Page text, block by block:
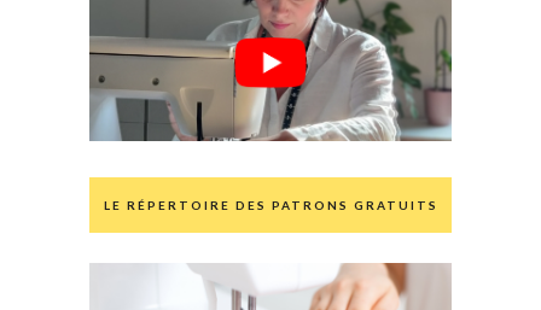
LE RÉPERTOIRE DES PATRONS GRATUITS